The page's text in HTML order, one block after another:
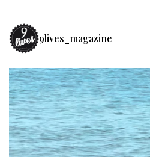
9lives_magazine